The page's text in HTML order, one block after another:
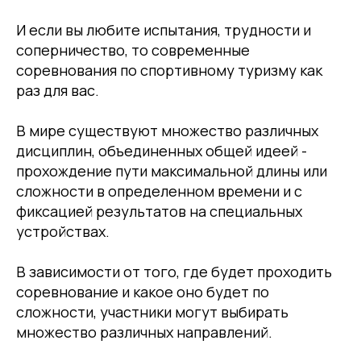
И если вы любите испытания, трудности и
соперничество, то современные
соревнования по спортивному туризму как
раз для вас.
В мире существуют множество различных
дисциплин, объединенных общей идеей -
прохождение пути максимальной длины или
сложности в определенном времени и с
фиксацией результатов на специальных
устройствах.
В зависимости от того, где будет проходить
соревнование и какое оно будет по
сложности, участники могут выбирать
множество различных направлений.